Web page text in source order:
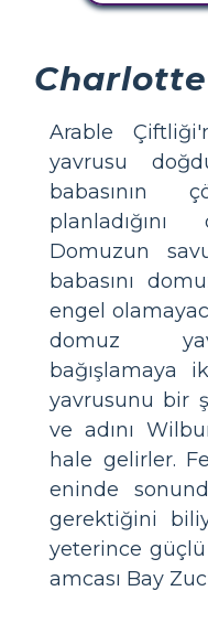
Arable
yavrusu
babasının
Domuzun
babasını
engel
domuz
bağışlamaya
yavrusunu bir
ve adını
hale gelirler.
eninde
gerektiğini
yeterince
amcası Bay